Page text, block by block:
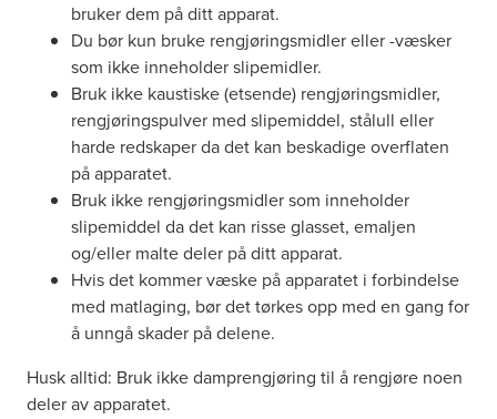
bruker dem på ditt apparat.
Du bør kun bruke rengjøringsmidler eller -væsker
som ikke inneholder slipemidler.
Bruk ikke kaustiske (etsende) rengjøringsmidler,
rengjøringspulver med slipemiddel, stålull eller
harde redskaper da det kan beskadige overflaten
på apparatet.
Bruk ikke rengjøringsmidler som inneholder
slipemiddel da det kan risse glasset, emaljen
og/eller malte deler på ditt apparat.
Hvis det kommer væske på apparatet i forbindelse
med matlaging, bør det tørkes opp med en gang for
å unngå skader på delene.
Husk alltid: Bruk ikke damprengjøring til å rengjøre noen
deler av apparatet.